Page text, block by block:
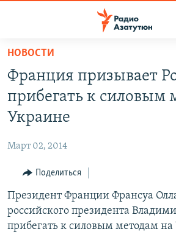
Перейти
основному
содержанию
Перейти
основной
навигации
Перейти
поиску
НОВОСТИ
ПОЛИТИКА
ЭКОНОМИКА
РЕГИОН
НАГОРНЫЙ КАРАБАХ
КУЛЬТУРА
НОВОСТИ
Франция призывает
прибегать к силовым
Украине
Март 02, 2014
Поделиться
Президент Франции Франсуа
российского президента
прибегать к силовым методам